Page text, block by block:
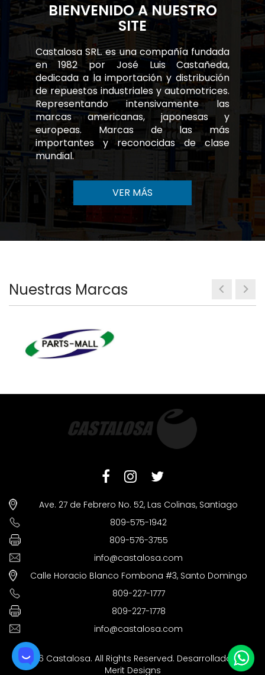
BIENVENIDO A NUESTRO
SITE
Castalosa SRL. es una compañía fundada
en 1982 por José Luis Castañeda,
dedicada a la importación y distribución
de repuestos industriales y automotrices.
Representando intensivamente las
marcas americanas, japonesas y
europeas. Marcas de las más
importantes y reconocidas de clase
mundial.
VER MÁS
Nuestras Marcas
Ave. 27 de Febrero No. 52, Las Colinas, Santiago
809-575-1942
809-576-3755
info@castalosa.com
Calle Horacio Blanco Fombona #3, Santo Domingo
809-227-1777
809-227-1778
info@castalosa.com
©2026 Castalosa. All Rights Reserved. Desarrollado por
Merit Designs